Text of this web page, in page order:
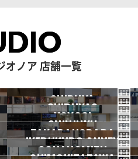
オノア 店舗一覧
SHIBUYA
渋谷本店
SHIBUYA2
渋谷2号
YOYOGI
代々木
SHINJUKU
新宿
TAKADANOBABA
高田馬場
IKEBUKURO ANNEX
OCHANOMIZU